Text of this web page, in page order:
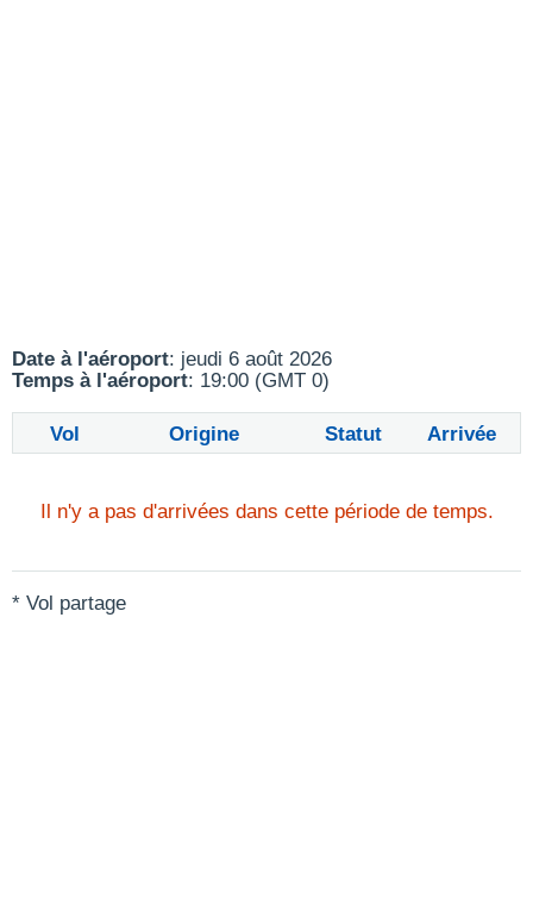
Date à l'aéroport: jeudi 6 août 2026
Temps à l'aéroport: 19:00 (GMT 0)
Vol Origine Statut Arrivée
Il n'y a pas d'arrivées dans cette période de temps.
* Vol partage